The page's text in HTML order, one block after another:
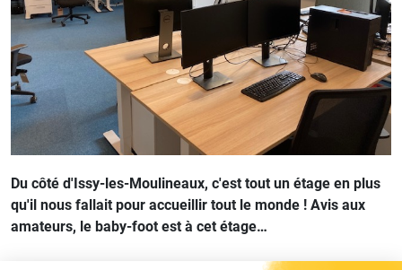
Du côté d'Issy-les-Moulineaux, c'est tout un étage en plus
qu'il nous fallait pour accueillir tout le monde ! Avis aux
amateurs, le baby-foot est à cet étage…